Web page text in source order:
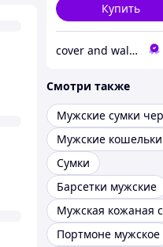
Купить
cover and wallet (обкладинка і гаманець)
Смотри также
Мужские кошельки
Сумки
Барсетки мужские
Портмоне мужское